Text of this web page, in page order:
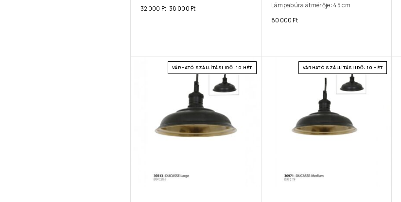
32 000 Ft–38 000 Ft
Lámpabúra átmérője: 45 cm
80 000 Ft
VÁRHATÓ SZÁLLÍTÁSI IDŐ: 10 HÉT VÁRHATÓ SZÁLLÍTÁSI IDŐ: 10 HÉT